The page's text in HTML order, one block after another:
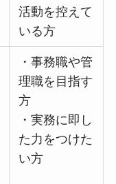
活動を控えて
いる方
・事務職や管
理職を目指す
方
・実務に即し
た力をつけた
い方